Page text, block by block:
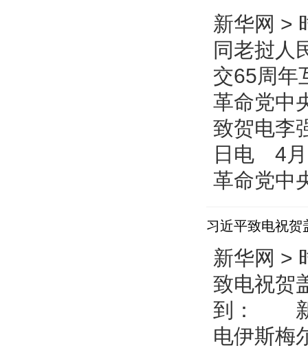
新华网 >
同老挝人
交65周年
革命党中
致贺电李
日电 4月
革命党中
习近平致电祝贺
新华网 >
致电祝贺
到： 新
电伊斯梅